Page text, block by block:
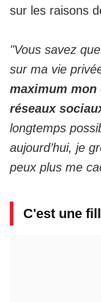
sur les raisons
"Vous savez
sur ma vie
maximum
réseaux
longtemps
aujourd’hui, je
peux plus me
C'est une